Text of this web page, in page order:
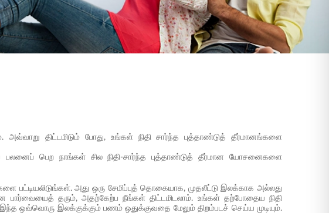
அவ்வாறு திட்டமிடும் போது, உங்கள் நிதி சார்ந்த புத்தாண்டுத் தீர்மானங்களை
பலனைப் பெற நாங்கள் சில நிதி-சார்ந்த புத்தாண்டுத் தீர்மான யோசனைகளை
பட்டியலிடுங்கள். அது ஒரு சேமிப்புத் தொகையாக, முதலீட்டு இலக்காக அல்லது
பார்வையைத் தரும், அதற்கேற்ப நீங்கள் திட்டமிடலாம். உங்கள் தற்போதைய நிதி
ஒவ்வொரு இலக்குக்கும் பணம் ஒதுக்குவதை மேலும் திறம்படச் செய்ய முடியும்.